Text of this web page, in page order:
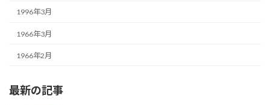
1996年3月
1966年3月
1966年2月
最新の記事